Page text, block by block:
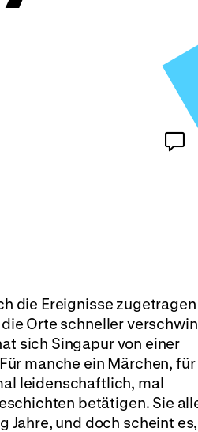
die Ereignisse zugetragen
die Orte schneller
sich Singapur von einer
manche ein Märchen, für
leidenschaftlich, mal
betätigen. Sie
Jahre, und doch scheint